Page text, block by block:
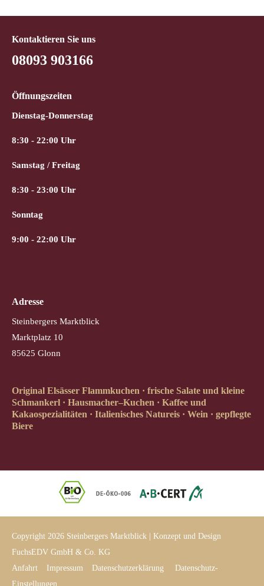
Kontaktieren Sie uns
08093 903166
Öffnungszeiten
Dienstag-Donnerstag
8:30 - 22:00 Uhr
Samstag / Freitag
8:30 - 23:00 Uhr
Sonntag
9:00 - 22:00 Uhr
Adresse
Steinbergers Marktblick
Marktplatz 10
85625 Glonn
Original Elsässer Flammkuchen · frische Salate und kleine
Schmankerl · Hausmacher–Kuchen · Kaffee und
Kakaospezialitäten · Italienisches Natureis · Wein · gepflegte
Biere
Copyright 2026 Steinbergers Marktblick | Konzept und Design
FuchsEDV GmbH & Co. KG
Anfahrt
Impressum Datenschutzerklärung
Datenschutz-
Einstellungen